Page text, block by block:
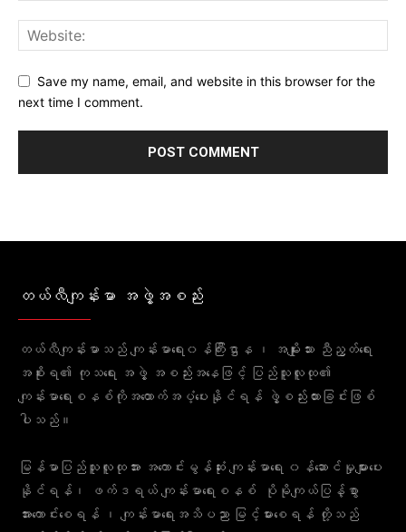
Save my name, email, and website in this browser for the
next time I comment.
တယ်လီကျန်းမာ အဖွဲ့အစည်း
တယ်လီကျန်းမာသည် ကျန်းမာရေး၀န်ကြီးဌာန ၊ အမျိုးသား ညီညွတ်ရေး
အစိုးရ၏ ကုသရေး အဖွဲ့ အစည်းအနေဖြင့် ပြည်သူလူထု၏
ကျန်းမာရေးစနစ်ကိုအထောက်အပံ့ပေးနိုင်ရန် ဖွဲ့စည်းထားခြင်းဖြစ်
ပါသည်။
မြန်မာပြည်သူလူထုအား အကောင်းမွန်ဆုံး ကျန်းမာရေး ၀န်ဆောင်မှုများပေး
နိုင်ရန်၊ ဖက်ဒရယ် ကျန်းမာရေးစနစ် ပိုမိုကျယ်ပြန့်စွာ
အားကောင်းစေရန် ၊ ကျန်းမာရေးအသိပညာ မြင့်မားစေရန် တို့သည်